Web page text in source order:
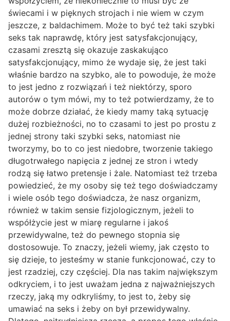
świecami i w pięknych strojach i nie wiem w czym
jeszcze, z baldachimem. Może to być też taki szybki
seks tak naprawdę, który jest satysfakcjonujący,
czasami zresztą się okazuje zaskakująco
satysfakcjonujący, mimo że wydaje się, że jest taki
właśnie bardzo na szybko, ale to powoduje, że może
to jest jedno z rozwiązań i też niektórzy, sporo
autorów o tym mówi, my to też potwierdzamy, że to
może dobrze działać, że kiedy mamy taką sytuację
dużej rozbieżności, no to czasami to jest po prostu z
jednej strony taki szybki seks, natomiast nie
tworzymy, bo to co jest niedobre, tworzenie takiego
długotrwałego napięcia z jednej ze stron i wtedy
rodzą się łatwo pretensje i żale. Natomiast też trzeba
powiedzieć, że my osoby się też tego doświadczamy
i wiele osób tego doświadcza, że nasz organizm,
również w takim sensie fizjologicznym, jeżeli to
współżycie jest w miarę regularne i jakoś
przewidywalne, też do pewnego stopnia się
dostosowuje. To znaczy, jeżeli wiemy, jak często to
się dzieje, to jesteśmy w stanie funkcjonować, czy to
jest rzadziej, czy częściej. Dla nas takim największym
odkryciem, i to jest uważam jedna z najważniejszych
rzeczy, jaką my odkryliśmy, to jest to, żeby się
umawiać na seks i żeby on był przewidywalny.